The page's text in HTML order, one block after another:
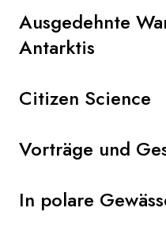
Ausgedehnte
Antarktis
Citizen Science
Vorträge und
In polare